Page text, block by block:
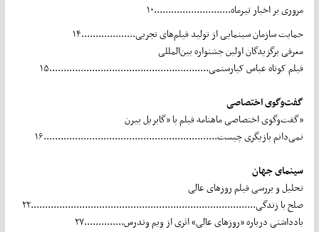
مروری بر اخبار تیرماه...........................۱۰
حمایت سازمان سینمایی از تولید فیلم‌های تجربی...................۱۴
معرفی برگزیدگان اولین جشنواره بین‌المللی
فیلم کوتاه عباس کیارستمی........................................................۱۵
گفت‌وگوی اختصاصی
گفت‌وگوی اختصاصی ماهنامه فیلم با «گابریل بیرن»
نمی‌دانم بازیگری چیست.............................................................۱۶
سینمای جهان
تحلیل و بررسی فیلم روزهای عالی
صلح با زندگی...............................................................................۲۲
یادداشتی درباره «روزهای عالی» اثری از ویم وندرس..............۲۷